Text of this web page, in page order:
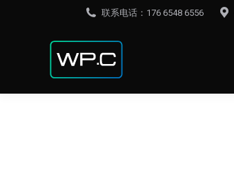
联系电话：176 6548 6556